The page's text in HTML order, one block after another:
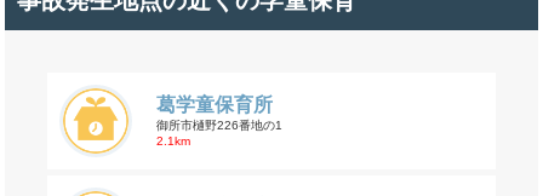
葛学童保育所
御所市樋野226番地の1
2.1km